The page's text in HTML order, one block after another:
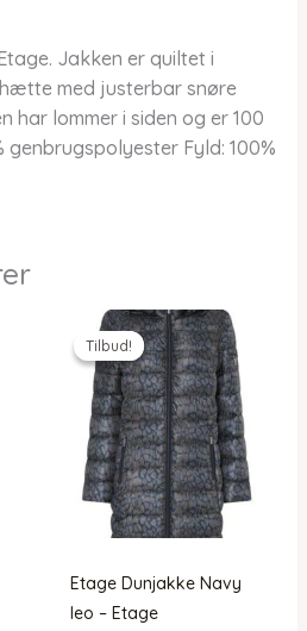
Jakken er quiltet i
med justerbar snøre
har lommer i siden og er 100
genbrugspolyester Fyld: 100%
Tilbud!
Tilbud!
Etage Dunjakke Navy
leo – Etage